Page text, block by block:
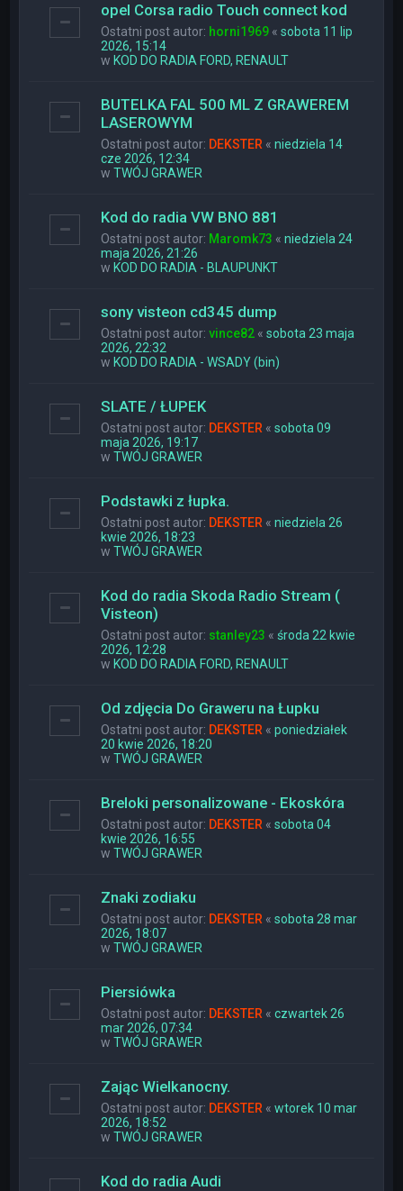
opel Corsa radio Touch connect kod
Ostatni post autor: horni1969 «sobota 11 lip
2026, 15:14
w KOD DO RADIA FORD, RENAULT
BUTELKA FAL 500 ML Z GRAWEREM
LASEROWYM
Ostatni post autor: DEKSTER «niedziela 14
cze 2026, 12:34
wTWÓJ GRAWER
Kod do radia VW BNO 881
Ostatni post autor: Maromk73 «niedziela 24
maja 2026, 21:26
w KOD DO RADIA - BLAUPUNKT
sony visteon cd345 dump
Ostatni post autor:vince82 «sobota 23 maja
2026, 22:32
w KOD DO RADIA - WSADY (bin)
SLATE / ŁUPEK
Ostatni post autor: DEKSTER «sobota 09
maja 2026, 19:17
wTWÓJ GRAWER
Podstawki z łupka.
Ostatni post autor: DEKSTER «niedziela 26
kwie 2026, 18:23
wTWÓJ GRAWER
Kod do radia Skoda Radio Stream (
Visteon)
Ostatni post autor: stanley23 «środa 22 kwie
2026, 12:28
w KOD DO RADIA FORD, RENAULT
Od zdjęcia Do Graweru na Łupku
Ostatni post autor: DEKSTER «poniedziałek
20 kwie 2026, 18:20
wTWÓJ GRAWER
Breloki personalizowane - Ekoskóra
Ostatni post autor: DEKSTER «sobota 04
kwie 2026, 16:55
wTWÓJ GRAWER
Znaki zodiaku
Ostatni post autor: DEKSTER «sobota 28 mar
2026, 18:07
wTWÓJ GRAWER
Piersiówka
Ostatni post autor: DEKSTER «czwartek 26
mar 2026, 07:34
wTWÓJ GRAWER
Zając Wielkanocny.
Ostatni post autor: DEKSTER «wtorek 10 mar
2026, 18:52
wTWÓJ GRAWER
Kod do radia Audi